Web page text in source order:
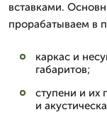
вставками.
прорабатываем в
каркас и
габаритов;
ступени и их
и